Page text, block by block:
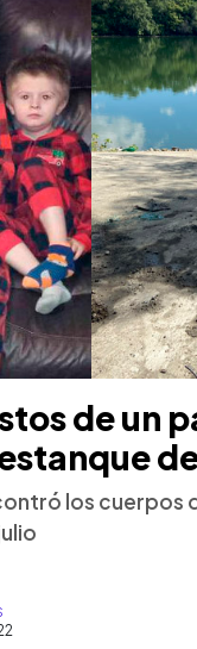
de un
de
los cuerpos